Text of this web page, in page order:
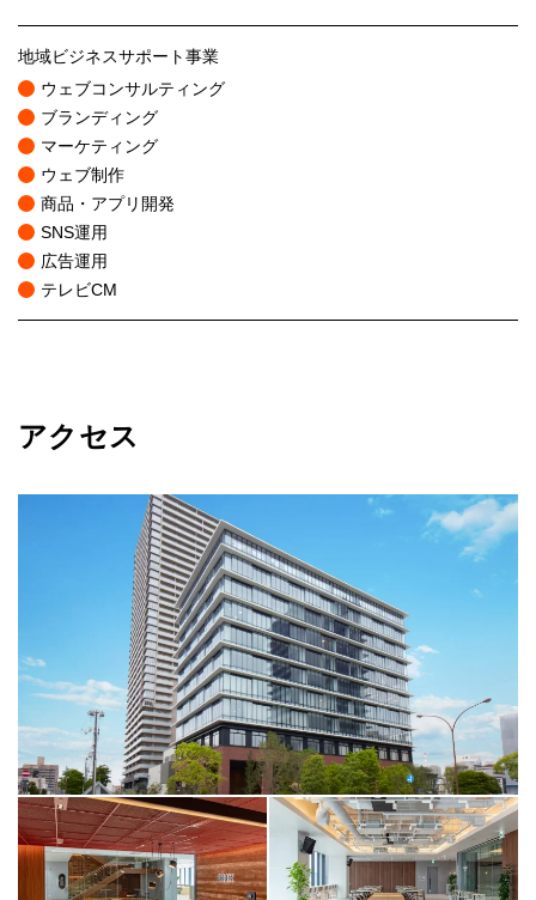
地域ビジネスサポート事業
ウェブコンサルティング
ブランディング
マーケティング
ウェブ制作
商品・アプリ開発
SNS運用
広告運用
テレビCM
アクセス